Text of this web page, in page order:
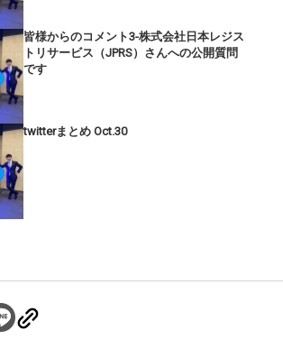
皆様からのコメント3-株式会社日本レジス
トリサービス（JPRS）さんへの公開質問
です
twitterまとめ Oct.30